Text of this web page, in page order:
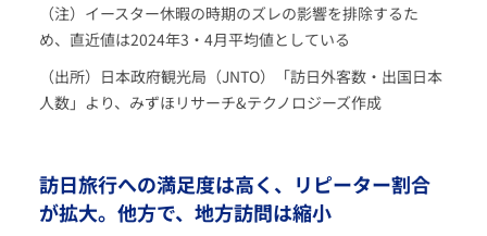
（注）イースター休暇の時期のズレの影響を排除するた
め、直近値は2024年3・4月平均値としている
（出所）日本政府観光局（JNTO）「訪日外客数・出国日本
人数」より、みずほリサーチ&テクノロジーズ作成
訪日旅行への満足度は高く、リピーター割合
が拡大。他方で、地方訪問は縮小